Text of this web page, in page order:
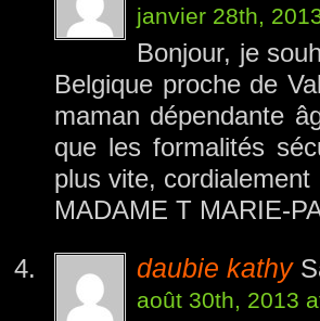
janvier 28th,
Bonjour, je
Belgique proche de
maman dépendante
que les formalités
plus vite, cordialement
MADAME T MARIE-
daubie kathy
août 30th, 2013